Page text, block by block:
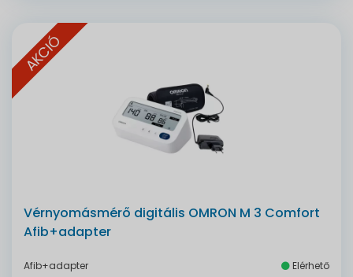
AKCIÓ
Vérnyomásmérő digitális OMRON M 3 Comfort
Afib+adapter
Afib+adapter Elérhető